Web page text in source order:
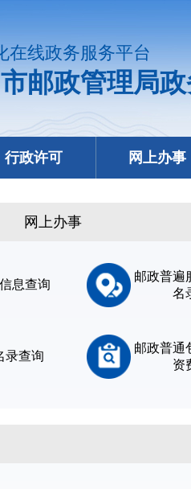
在线政务服务平台
邮政管理局
行政许可 网上办事
网上办事
息查询
邮政普遍
名
录查询
邮政普通
资